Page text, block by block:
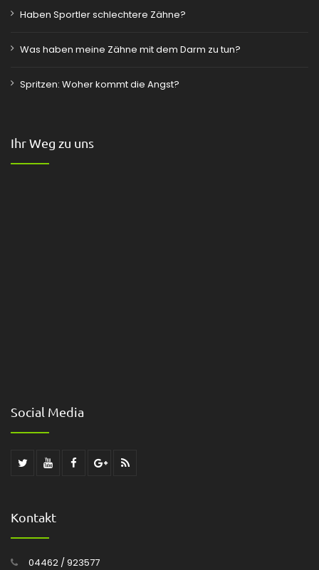
Haben Sportler schlechtere Zähne?
Was haben meine Zähne mit dem Darm zu tun?
Spritzen: Woher kommt die Angst?
Ihr Weg zu uns
Social Media
Kontakt
04462 / 923577